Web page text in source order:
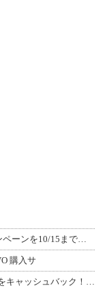
新型「RESO」インカム発売記念！ 下取りキャンペーンを10/15まで延長して開
購入サ
B+COM 最新モデル購入・下取りで最大9,000円をキャッシュバック！「B+F